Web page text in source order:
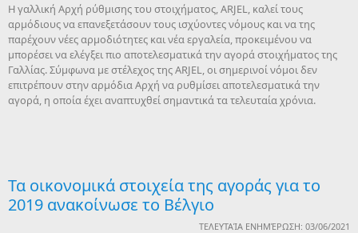
Η γαλλική Αρχή ρύθμισης του στοιχήματος, ARJEL, καλεί τους
αρμόδιους να επανεξετάσουν τους ισχύοντες νόμους και να της
παρέχουν νέες αρμοδιότητες και νέα εργαλεία, προκειμένου να
μπορέσει να ελέγξει πιο αποτελεσματικά την αγορά στοιχήματος της
Γαλλίας. Σύμφωνα με στέλεχος της ARJEL, οι σημερινοί νόμοι δεν
επιτρέπουν στην αρμόδια Αρχή να ρυθμίσει αποτελεσματικά την
αγορά, η οποία έχει αναπτυχθεί σημαντικά τα τελευταία χρόνια.
Τα οικονομικά στοιχεία της αγοράς για το
2019 ανακοίνωσε το Βέλγιο
ΤΕΛΕΥΤΑΊΑ ΕΝΗΜΈΡΩΣΗ: 03/06/2021